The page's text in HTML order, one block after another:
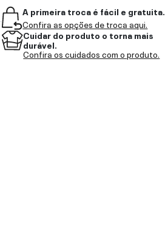
A primeira troca é fácil e gratuita.
Confira as opções de troca aqui.
Cuidar do produto o torna mais
durável.
Confira os cuidados com o produto.